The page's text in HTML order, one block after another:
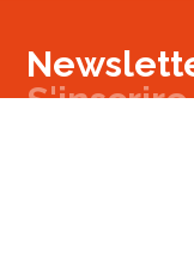
S'inscrire